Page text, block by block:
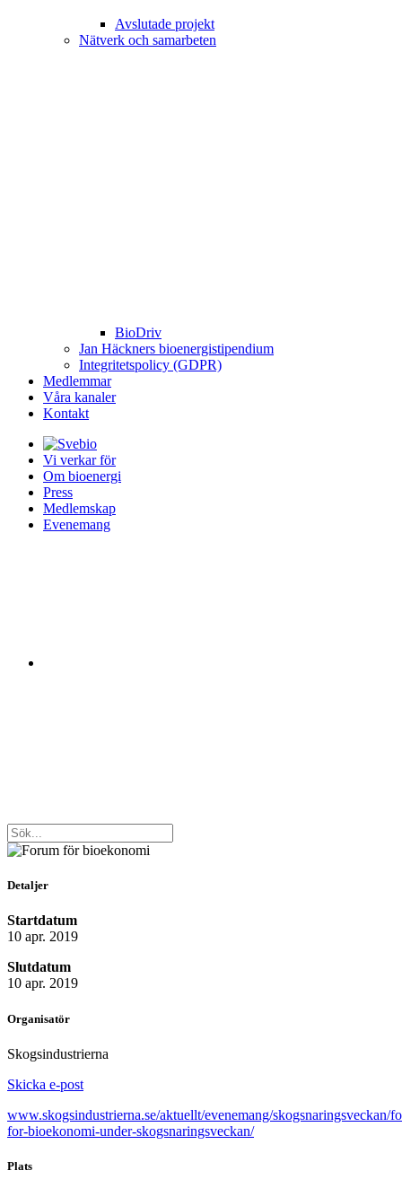
Avslutade projekt
Nätverk och samarbeten
BioDriv
Jan Häckners bioenergistipendium
Integritetspolicy (GDPR)
Medlemmar
Våra kanaler
Kontakt
Vi verkar för
Om bioenergi
Press
Medlemskap
Evenemang
Detaljer
Startdatum
10 apr. 2019
Slutdatum
10 apr. 2019
Organisatör
Skogsindustrierna
Skicka e-post
www.skogsindustrierna.se/aktuellt/evenemang/skogsnaringsveckan/
for-bioekonomi-under-skogsnaringsveckan/
Plats